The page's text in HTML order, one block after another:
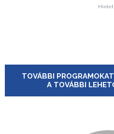
TOVÁBBI
A TOVÁBBI